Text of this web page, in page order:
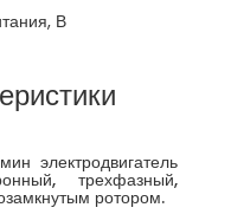
В
электродвигатель
трехфазный,
ротором.